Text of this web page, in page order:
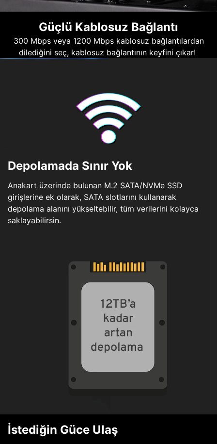
Güçlü Kablosuz Bağlantı
300 Mbps veya 1200 Mbps kablosuz bağlantılardan
dilediğini seç, kablosuz bağlantının keyfini çıkar!
Depolamada Sınır Yok
Anakart üzerinde bulunan M.2 SATA/NVMe SSD
girişlerine ek olarak, SATA slotlarını kullanarak
depolama alanını yükseltebilir, tüm verilerini kolayca
saklayabilirsin.
İstediğin Güce Ulaş